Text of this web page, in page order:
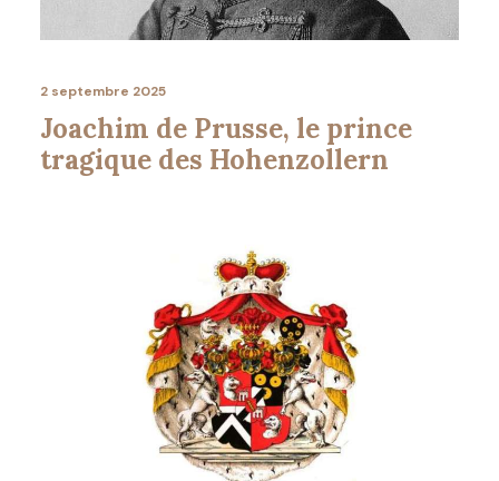
2 septembre 2025
Joachim de Prusse, le prince
tragique des Hohenzollern